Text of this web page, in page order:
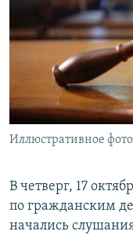
Иллюстративное
В четверг, 17
по гражданским
начались